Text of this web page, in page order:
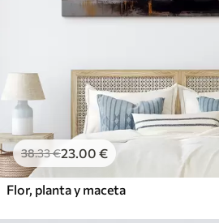
38.33€23.00 €
Flor, planta y maceta